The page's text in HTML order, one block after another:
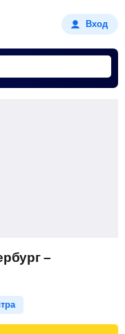
Вход
–